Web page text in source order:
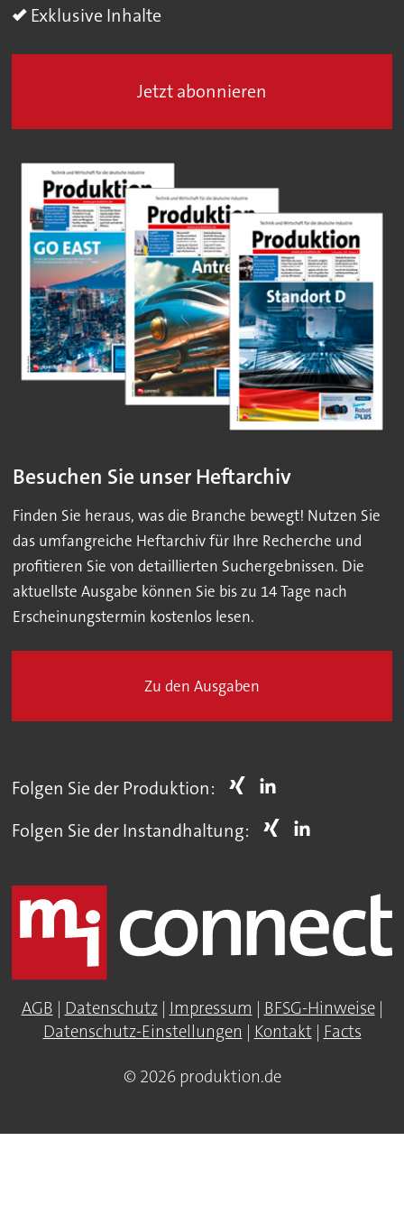
Exklusive Inhalte
Jetzt abonnieren
Besuchen Sie unser Heftarchiv
Finden Sie heraus, was die Branche bewegt! Nutzen Sie
das umfangreiche Heftarchiv für Ihre Recherche und
profitieren Sie von detaillierten Suchergebnissen. Die
aktuellste Ausgabe können Sie bis zu 14 Tage nach
Erscheinungstermin kostenlos lesen.
Zu den Ausgaben
Folgen Sie der Produktion:
Folgen Sie der Instandhaltung:
AGB | Datenschutz| Impressum | BFSG-Hinweise|
Datenschutz-Einstellungen | Kontakt| Facts
© 2026 produktion.de